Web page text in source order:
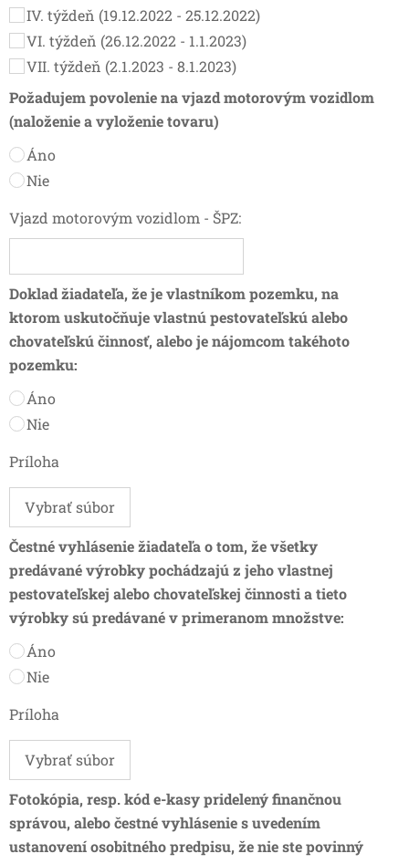
IV. týždeň (19.12.2022 - 25.12.2022)
VI. týždeň (26.12.2022 - 1.1.2023)
VII. týždeň (2.1.2023 - 8.1.2023)
Požadujem povolenie na vjazd motorovým vozidlom
(naloženie a vyloženie tovaru)
Áno
Nie
Vjazd motorovým vozidlom - ŠPZ:
Doklad žiadateľa, že je vlastníkom pozemku, na
ktorom uskutočňuje vlastnú pestovateľskú alebo
chovateľskú činnosť, alebo je nájomcom takéhoto
pozemku:
Áno
Nie
Príloha
Vybrať súbor
Čestné vyhlásenie žiadateľa o tom, že všetky
predávané výrobky pochádzajú z jeho vlastnej
pestovateľskej alebo chovateľskej činnosti a tieto
výrobky sú predávané v primeranom množstve:
Áno
Nie
Príloha
Vybrať súbor
Fotokópia, resp. kód e-kasy pridelený finančnou
správou, alebo čestné vyhlásenie s uvedením
ustanovení osobitného predpisu, že nie ste povinný